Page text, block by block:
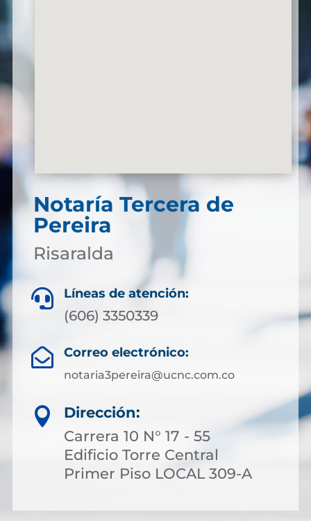
Notaría Tercera de
Pereira
Risaralda
 Líneas de atención:
(606) 3350339
 Correo electrónico:
notaria3pereira@ucnc.com.co

Dirección:
Carrera 10 N° 17 - 55
Edificio Torre Central
Primer Piso LOCAL 309-A